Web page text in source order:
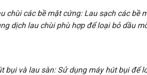
chùi các bề mặt cứng: Lau sạch các bề
dịch lau chùi phù hợp để loại bỏ dầu
bụi và lau sàn: Sử dụng máy hút bụi để